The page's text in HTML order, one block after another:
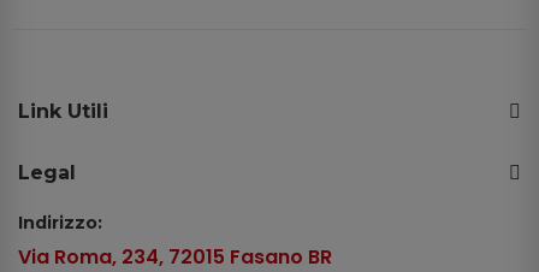
Link Utili
Legal
Indirizzo:
Via Roma, 234, 72015 Fasano BR